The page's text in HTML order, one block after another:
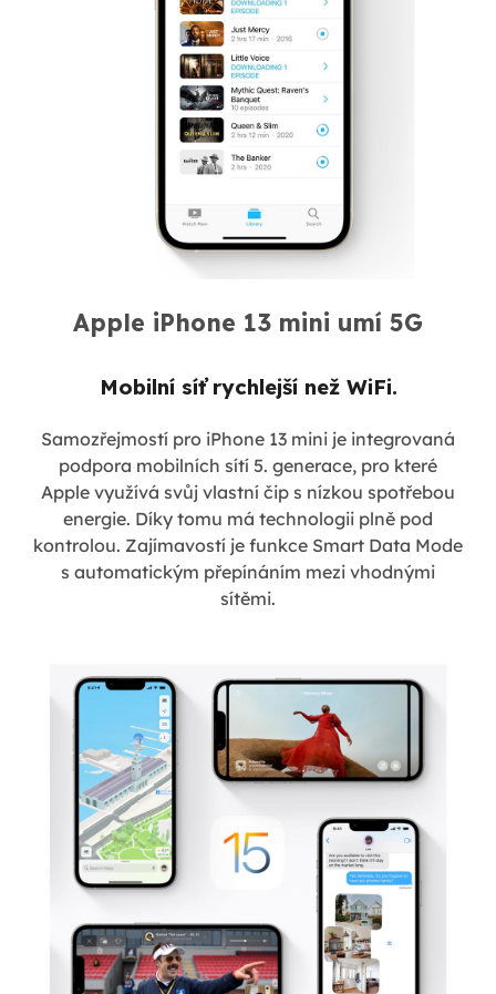
Apple iPhone 13 mini umí 5G
Mobilní síť rychlejší než WiFi.
Samozřejmostí pro iPhone 13 mini je integrovaná
podpora mobilních sítí 5. generace, pro které
Apple využívá svůj vlastní čip s nízkou spotřebou
energie. Díky tomu má technologii plně pod
kontrolou. Zajímavostí je funkce Smart Data Mode
s automatickým přepínáním mezi vhodnými
sítěmi.